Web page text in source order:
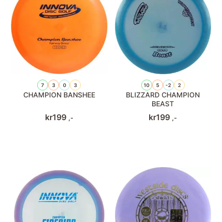
7 3 0 3
CHAMPION BANSHEE
kr199 ,-
10 5 -2 2
BLIZZARD CHAMPION
BEAST
kr199 ,-